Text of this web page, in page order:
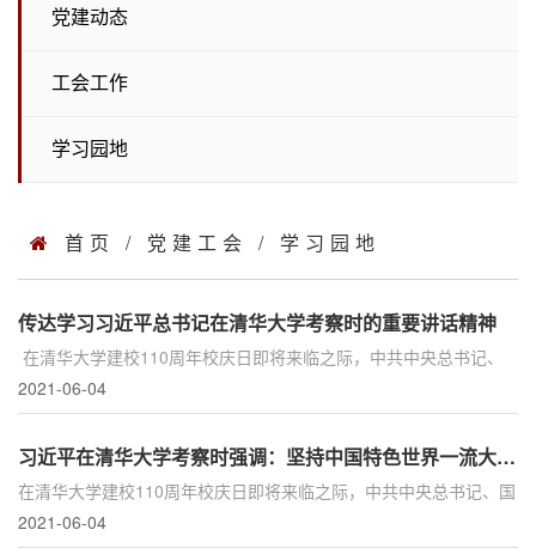
党建动态
工会工作
学习园地
首页 / 党建工会 / 学习园地
传达学习习近平总书记在清华大学考察时的重要讲话精神
​ 在清华大学建校110周年校庆日即将来临之际，中共中央总书记、
国家主席、中央军委主席习近平来到清华大学考察。习近平代表党
中央，向清华大学全...
2021-06-04
习近平在清华大学考察时强调：坚持中国特色世界一流大学建设目标方向 为服务国家富强民族复兴人...
​在清华大学建校110周年校庆日即将来临之际，中共中央总书记、国
家主席、中央军委主席习近平来到清华大学考察。习近平代表党中
央，向清华大学全体...
2021-06-04